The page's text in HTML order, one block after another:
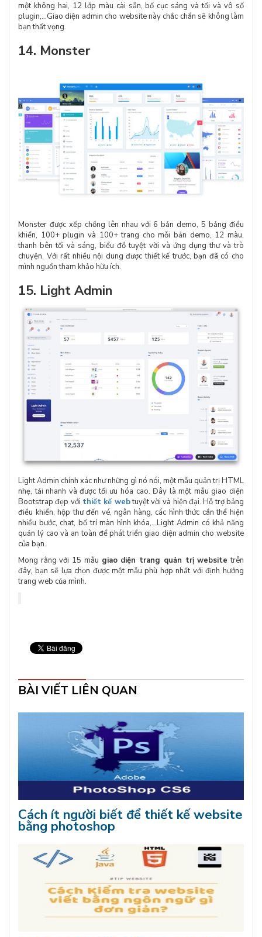
một không hai, 12 lớp màu cài sẵn, bố cục sáng và tối và vô số
plugin,…Giao diện admin cho website này chắc chắn sẽ không làm
bạn thất vọng.
14. Monster
Monster được xếp chồng lên nhau với 6 bản demo, 5 bảng điều
khiển, 100+ plugin và 100+ trang cho mỗi bản demo, 12 màu,
thanh bên tối và sáng, biểu đồ tuyệt vời và ứng dụng thư và trò
chuyện. Với rất nhiều nội dung được thiết kế trước, bạn đã có cho
mình nguồn tham khảo hữu ích.
15. Light Admin
Light Admin chính xác như những gì nó nói, một mẫu quản trị HTML
nhẹ, tải nhanh và được tối ưu hóa cao. Đây là một mẫu giao diện
Bootstrap đẹp với thiết kế webtuyệt vời và hiện đại. Hỗ trợ bảng
điều khiển, hộp thư đến vé, ngân hàng, các hình thức cần thể hiện
nhiều bước, chat, bố trí màn hình khóa,…Light Admin có khả năng
quản lý cao và an toàn để phát triển giao diện admin cho website
của bạn.
Mong rằng với 15 mẫu giao diện trang quản trị website trên
đây, bạn sẽ lựa chọn được một mẫu phù hợp nhất với định hướng
trang web của mình.
BÀI VIẾT LIÊN QUAN
Cách ít người biết để thiết kế website
bằng photoshop